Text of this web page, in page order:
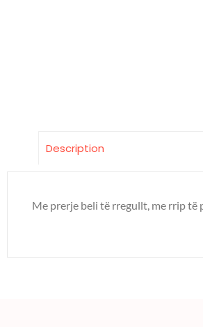
Description
Me prerje beli të rregullt, me rrip të